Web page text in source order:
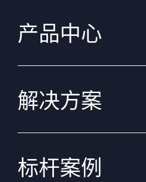
产品中心
解决方案
标杆案例